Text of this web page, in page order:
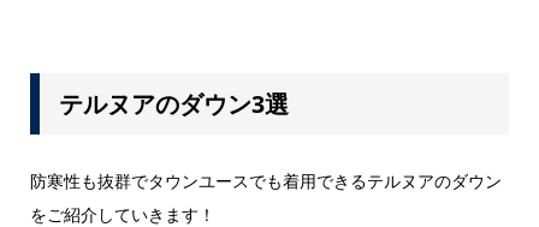
テルヌアのダウン3選
防寒性も抜群でタウンユースでも着用できるテルヌアのダウン
をご紹介していきます！